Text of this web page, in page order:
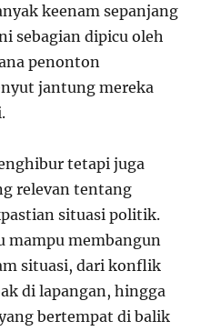
keenam sepanjang
sebagian dipicu oleh
penonton
jantung mereka
tetapi juga
relevan tentang
situasi politik.
mampu membangun
situasi, dari konflik
di lapangan, hingga
bertempat di balik